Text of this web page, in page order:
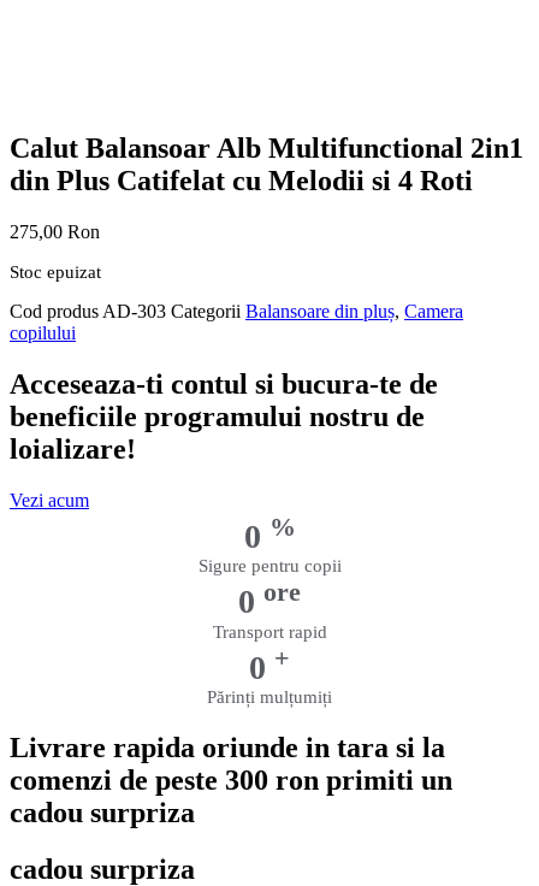
Calut Balansoar Alb Multifunctional 2in1
din Plus Catifelat cu Melodii si 4 Roti
275,00 Ron
Stoc epuizat
Cod produs AD-303 Categorii Balansoare din pluș, Camera
copilului
Acceseaza-ti contul si bucura-te de
beneficiile programului nostru de
loializare!
Vezi acum
0 %
Sigure pentru copii
0 ore
Transport rapid
0 +
Părinți mulțumiți
Livrare rapida oriunde in tara si la
comenzi de peste 300 ron primiti un
cadou surpriza
cadou surpriza